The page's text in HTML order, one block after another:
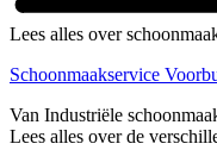
Lees alles over
Schoonmaakservice
Van Industriële
Lees alles over de